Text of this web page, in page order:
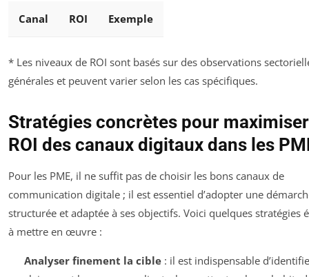
Canal
ROI Exemple
* Les niveaux de ROI sont basés sur des observations
générales et peuvent varier selon les cas spécifiques.
Stratégies concrètes pour
ROI des canaux digitaux dans les
Pour les PME, il ne suffit pas de choisir les bons canaux de
communication digitale ; il est essentiel d’adopter une
structurée et adaptée à ses objectifs. Voici quelques stratégies
à mettre en œuvre :
Analyser finement la cible: il est indispensable